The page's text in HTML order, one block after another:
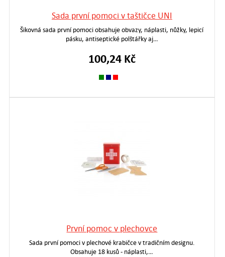
Sada první pomoci v taštičce UNI
Šikovná sada první pomoci obsahuje obvazy, náplasti, nůžky, lepicí
pásku, antiseptické polštářky aj…
100,24 Kč
První pomoc v plechovce
Sada první pomoci v plechové krabičce v tradičním designu.
Obsahuje 18 kusů - náplasti,…